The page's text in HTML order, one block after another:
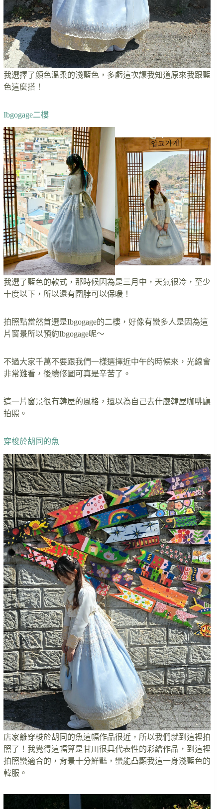
我選擇了顏色溫柔的淺藍色，多虧這次讓我知道原來我跟藍
色這麼搭！
Ibgogage二樓
我選了藍色的款式，那時候因為是三月中，天氣很冷，至少
十度以下，所以還有圍脖可以保暖！
拍照點當然首選是Ibgogage的二樓，好像有蠻多人是因為這
片窗景所以預約Ibgogage呢～
不過大家千萬不要跟我們一樣選擇近中午的時候來，光線會
非常難看，後續修圖可真是辛苦了。
這一片窗景很有韓屋的風格，還以為自己去什麼韓屋咖啡廳
拍照。
穿梭於胡同的魚
店家離穿梭於胡同的魚這幅作品很近，所以我們就到這裡拍
照了！我覺得這幅算是甘川很具代表性的彩繪作品，到這裡
拍照蠻適合的，背景十分鮮豔，蠻能凸顯我這一身淺藍色的
韓服。